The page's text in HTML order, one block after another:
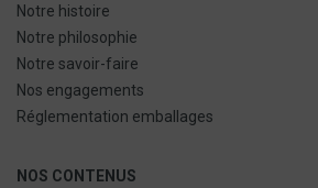
Notre histoire
Notre philosophie
Notre savoir-faire
Nos engagements
Réglementation emballages
NOS CONTENUS